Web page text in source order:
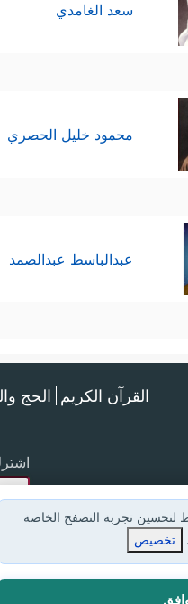
سعد الغامدي
محمود خليل الحصري
عبدالباسط عبدالصمد
القرآن الكريم الحج
لتحسين تجربة التصفح الخاصة
تخصيص